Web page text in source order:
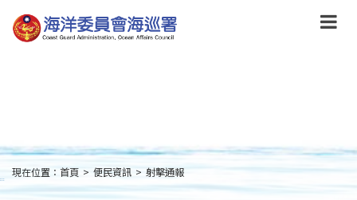
到
主
:::
現在位置： 首頁 > 便民資訊 > 射擊通報